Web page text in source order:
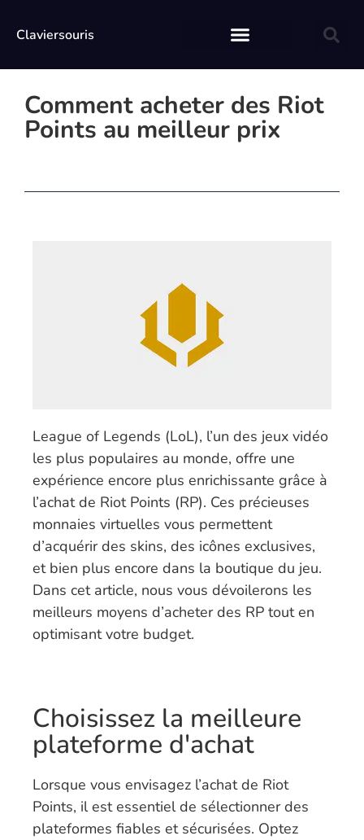
Claviersouris
Comment acheter des Riot
Points au meilleur prix
League of Legends (LoL), l’un des jeux vidéo
les plus populaires au monde, offre une
expérience encore plus enrichissante grâce à
l’achat de Riot Points (RP). Ces précieuses
monnaies virtuelles vous permettent
d’acquérir des skins, des icônes exclusives,
et bien plus encore dans la boutique du jeu.
Dans cet article, nous vous dévoilerons les
meilleurs moyens d’acheter des RP tout en
optimisant votre budget.
Choisissez la meilleure
plateforme d'achat
Lorsque vous envisagez l’achat de Riot
Points, il est essentiel de sélectionner des
plateformes fiables et sécurisées. Optez